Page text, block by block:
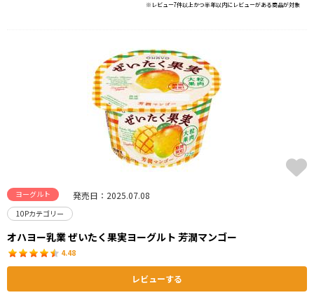
※レビュー7件以上かつ半年以内にレビューがある商品が対象
ヨーグルト 発売日：2025.07.08
10Pカテゴリー
オハヨー乳業 ぜいたく果実ヨーグルト 芳潤マンゴー
4.48
レビューする